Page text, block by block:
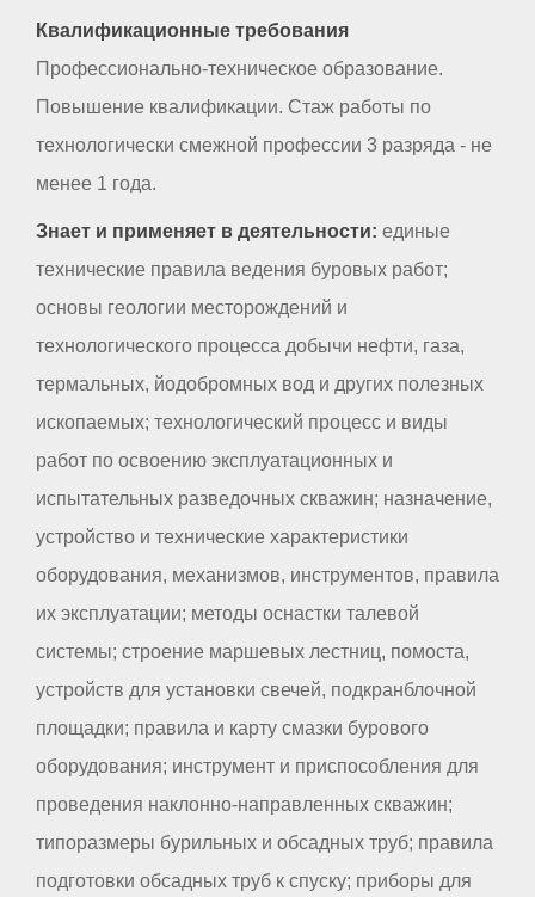
Квалификационные требования
Профессионально-техническое образование.
Повышение квалификации. Стаж работы по
технологически смежной профессии 3 разряда - не
менее 1 года.
Знает и применяет в деятельности: единые
технические правила ведения буровых работ;
основы геологии месторождений и
технологического процесса добычи нефти, газа,
термальных, йодобромных вод и других полезных
ископаемых; технологический процесс и виды
работ по освоению эксплуатационных и
испытательных разведочных скважин; назначение,
устройство и технические характеристики
оборудования, механизмов, инструментов, правила
их эксплуатации; методы оснастки талевой
системы; строение маршевых лестниц, помоста,
устройств для установки свечей, подкранблочной
площадки; правила и карту смазки бурового
оборудования; инструмент и приспособления для
проведения наклонно-направленных скважин;
типоразмеры бурильных и обсадных труб; правила
подготовки обсадных труб к спуску; приборы для